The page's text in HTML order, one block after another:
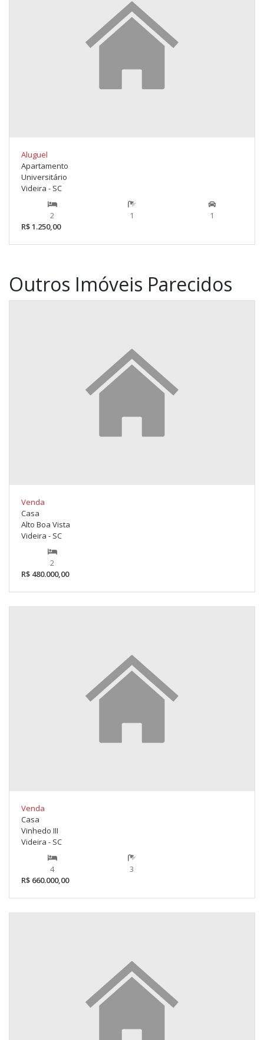
Aluguel
Apartamento
Universitário
Videira - SC
2 1
1
R$ 1.250,00
Outros Imóveis Parecidos
Venda
Casa
Alto Boa Vista
Videira - SC
2
R$ 480.000,00
Venda
Casa
Vinhedo III
Videira - SC
4
3
R$ 660.000,00